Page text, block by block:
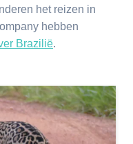
het reizen in
hebben
Brazilië.